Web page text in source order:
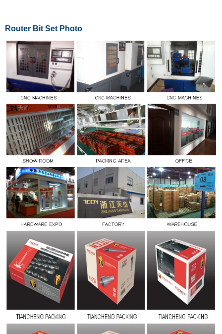
Tinggalkan pesan
Kami akan segera menghubungi
Router Bit Set Photo